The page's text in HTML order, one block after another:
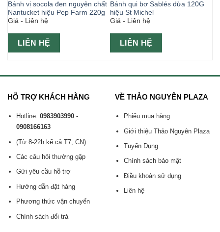
Bánh vị socola đen nguyên chất
Nantucket hiệu Pep Farm 220g
Giá - Liên hệ
LIÊN HỆ
Bánh qui bơ Sablés dừa 120G
hiệu St Michel
Giá - Liên hệ
LIÊN HỆ
HỖ TRỢ KHÁCH HÀNG
Hotline: 0983903990 -
0908166163
(Từ 8-22h kể cả T7, CN)
Các câu hỏi thường gặp
Gửi yêu cầu hỗ trợ
Hướng dẫn đặt hàng
Phương thức vận chuyển
Chính sách đổi trả
VỀ THẢO NGUYÊN PLAZA
Phiếu mua hàng
Giới thiệu Thảo Nguyên Plaza
Tuyển Dụng
Chính sách bảo mật
Điều khoản sử dụng
Liên hệ